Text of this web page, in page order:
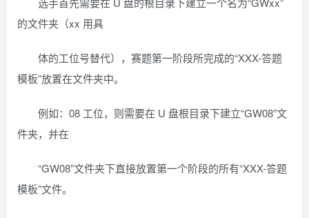
的文件夹（xx 用具
体的工位号替代），赛题第一阶段所完成的“XXX-答题
模板”放置在文件夹中。
例如：08 工位，则需要在 U 盘根目录下建立“GW08”文
件夹，并在
“GW08”文件夹下直接放置第一个阶段的所有“XXX-答题
模板”文件。